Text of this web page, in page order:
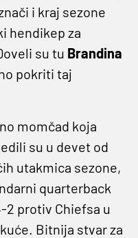
i kraj sezone
hendikep za
su tu Brandina
pokriti taj
momčad koja
su u devet od
utakmica sezone,
quarterback
2 protiv Chiefsa u
Bitnija stvar za